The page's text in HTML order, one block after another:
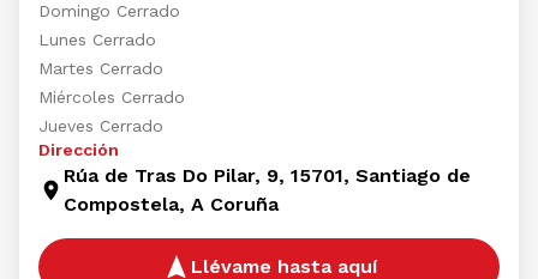
Domingo Cerrado
Lunes Cerrado
Martes Cerrado
Miércoles Cerrado
Jueves Cerrado
Dirección
Rúa de Tras Do Pilar, 9, 15701, Santiago de
Compostela, A Coruña
Llévame hasta aquí